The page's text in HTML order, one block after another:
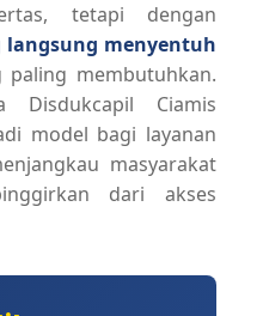
tetapi dengan
menyentuh
paling membutuhkan.
Ciamis
model bagi layanan
masyarakat
dari akses